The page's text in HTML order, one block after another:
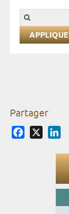
Partager
Facebook